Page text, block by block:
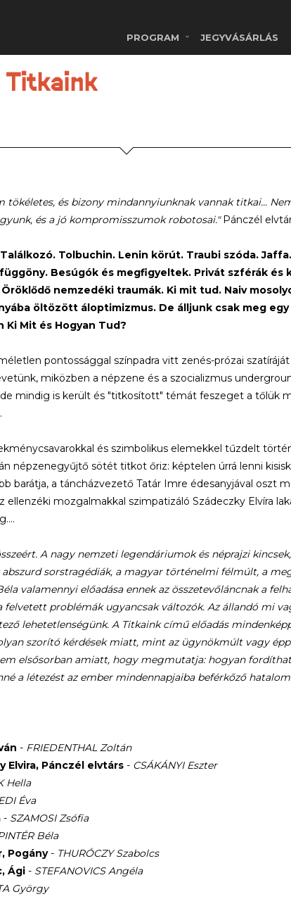
PROGRAM JEGYVÁSÁRLÁS
Titkaink
tökéletes, és bizony mindannyiunknak vannak titkai...
és a jó kompromisszumok robotosai."Pánczél
Tolbuchin. Lenin körút. Traubi szóda.
Besúgók és megfigyeltek. Privát szférák és
nemzedéki traumák. Ki mit tud. Naiv
öltözött áloptimizmus. De álljunk csak meg
Ki Mit és Hogyan Tud?
pontossággal színpadra vitt zenés-prózai
miközben a népzene és a szocializmus
mindig is került és "titkosított" témát feszeget a tőlük
és szimbolikus elemekkel tűzdelt
népzenegyűjtő sötét titkot őriz: képtelen úrrá lenni
barátja, a táncházvezető Tatár Imre édesanyjával oszt
ellenzéki mozgalmakkal szimpatizáló Szádeczky Elvíra
A nagy nemzeti legendáriumok és néprajzi
abszurd sorstragédiák, a magyar történelmi félmúlt, a
valamennyi előadása ennek az összetevőláncnak a
felvetett problémák ugyancsak változók. Az állandó mi
lehetetlenségünk. A Titkaink című előadás
szorító kérdések miatt, mint az ügynökmúlt vagy
elsősorban amiatt, hogy megmutatja: hogyan
a létezést az ember mindennapjaiba beférkőző
- FRIEDENTHAL Zoltán
Elvira, Pánczél elvtárs - CSÁKÁNYI Eszter
Hella
Éva
- SZAMOSI Zsófia
Béla
Pogány- THURÓCZY Szabolcs
Ági - STEFANOVICS Angéla
György